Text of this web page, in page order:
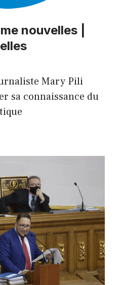
nouvelles |
Mary Pili
sa connaissance du